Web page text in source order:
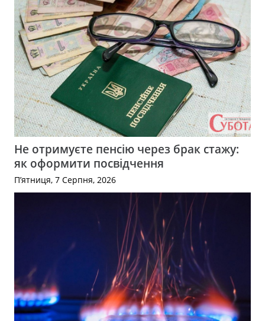
Не отримуєте пенсію через брак стажу:
як оформити посвідчення
П’ятниця, 7 Серпня, 2026